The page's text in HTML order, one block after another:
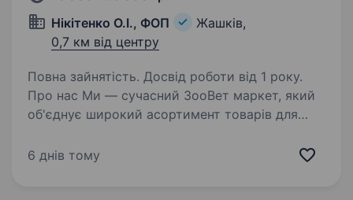
Нікітенко О.І., ФОП
Жашків,
0,7 км від центру
Повна зайнятість. Досвід роботи від 1 року.
Про нас Ми — сучасний ЗооВет маркет, який
об'єднує широкий асортимент товарів для
а також професійні ветеринарні рішення. Наша
6 днів тому